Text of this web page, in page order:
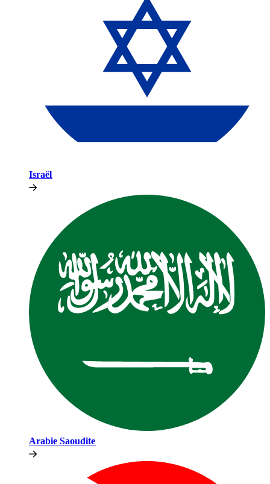
Israël​​
Arabie Saoudite​​